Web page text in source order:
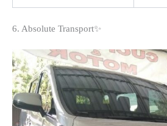
6. Absolute Transport✨